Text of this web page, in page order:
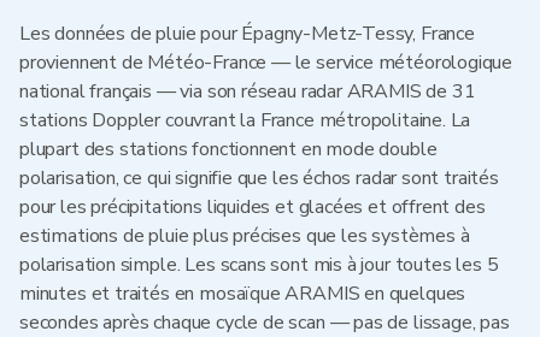
Les données de pluie pour Épagny-Metz-Tessy, France
proviennent de Météo-France — le service météorologique
national français — via son réseau radar ARAMIS de 31
stations Doppler couvrant la France métropolitaine. La
plupart des stations fonctionnent en mode double
polarisation, ce qui signifie que les échos radar sont traités
pour les précipitations liquides et glacées et offrent des
estimations de pluie plus précises que les systèmes à
polarisation simple. Les scans sont mis à jour toutes les 5
minutes et traités en mosaïque ARAMIS en quelques
secondes après chaque cycle de scan — pas de lissage, pas